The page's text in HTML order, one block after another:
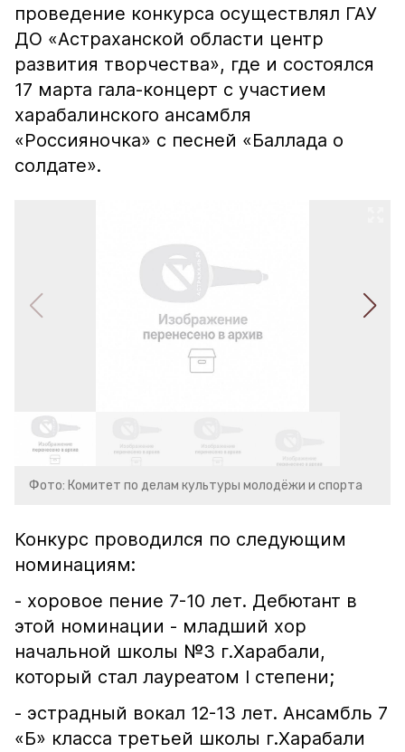
проведение конкурса осуществлял ГАУ
ДО «Астраханской области центр
развития творчества», где и состоялся
17 марта гала-концерт с участием
харабалинского ансамбля
«Россияночка» с песней «Баллада о
солдате».
Фото: Комитет по делам культуры молодёжи и спорта
Конкурс проводился по следующим
номинациям:
- хоровое пение 7-10 лет. Дебютант в
этой номинации - младший хор
начальной школы №3 г.Харабали,
который стал лауреатом I степени;
- эстрадный вокал 12-13 лет. Ансамбль 7
«Б» класса третьей школы г.Харабали